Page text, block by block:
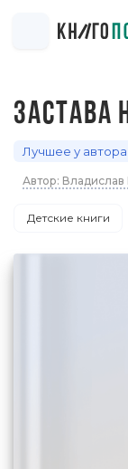
ЗАСТАВА
Лучшее у автора
Автор: Владислав
Детские книги